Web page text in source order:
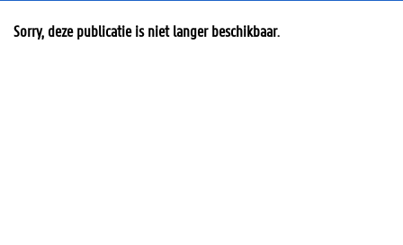
Sorry, deze publicatie is niet langer beschikbaar.